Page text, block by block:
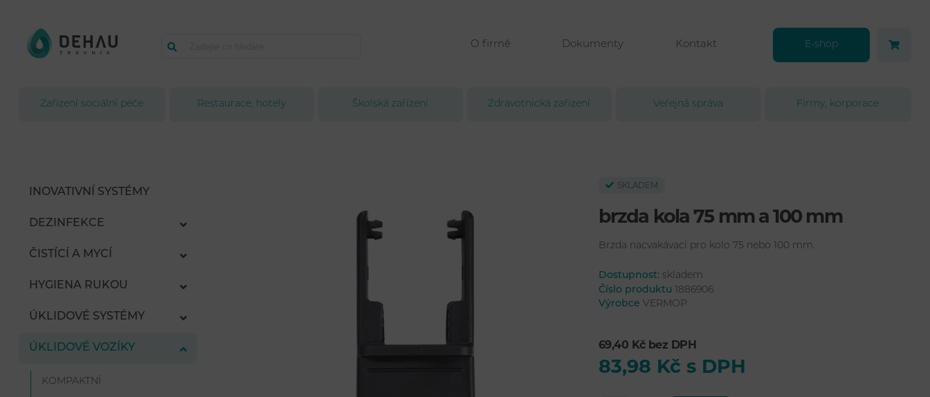
O firmě Dokumenty Kontakt E-shop
Zařízení sociální péče Restaurace, hotely Školská zařízení Zdravotnická zařízení Veřejná správa Firmy, korporace
INOVATIVNÍ SYSTÉMY
DEZINFEKCE
ČISTÍCÍ A MYCÍ
HYGIENA RUKOU
ÚKLIDOVÉ SYSTÉMY
ÚKLIDOVÉ VOZÍKY
KOMPAKTNÍ
SKLADEM
brzda kola 75 mm a 100 mm
Brzda nacvakávací pro kolo 75 nebo 100 mm.
Dostupnost: skladem
Číslo produktu
1886906
Výrobce VERMOP
69,40 Kč bez DPH
83,98 Kč s DPH